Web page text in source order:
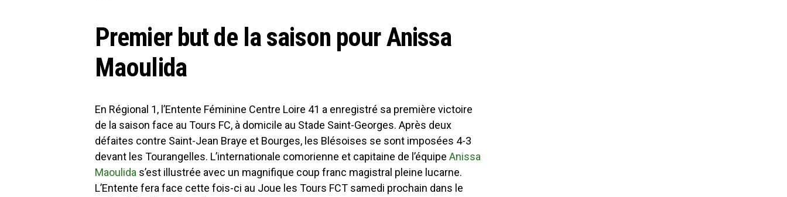
Premier but de la saison pour Anissa
Maoulida
En Régional 1, l’Entente Féminine Centre Loire 41 a enregistré sa première victoire
de la saison face au Tours FC, à domicile au Stade Saint-Georges. Après deux
défaites contre Saint-Jean Braye et Bourges, les Blésoises se sont imposées 4-3
devant les Tourangelles. L’internationale comorienne et capitaine de l’équipe Anissa
Maoulida s’est illustrée avec un magnifique coup franc magistral pleine lucarne.
L’Entente fera face cette fois-ci au Joue les Tours FCT samedi prochain dans le